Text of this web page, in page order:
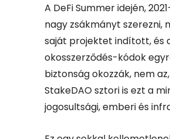
A DeFi Summer idején,
nagy zsákmányt
saját projektet indított, és
okosszerződés-kódok
biztonság okozzák, nem
StakeDAO sztori is ezt a
jogosultsági, emberi és